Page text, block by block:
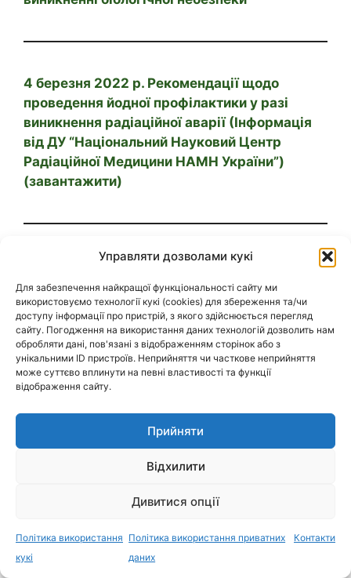
Управляти дозволами кукі
Для забезпечення найкращої функціональності сайту ми
використовуємо технології кукі (cookies) для збереження та/чи
доступу інформації про пристрій, з якого здійснюється перегляд
сайту. Погодження на використання даних технологій дозволить нам
обробляти дані, пов'язані з відображенням сторінок або з
унікальними ID пристроїв. Неприйняття чи часткове неприйняття
може суттєво вплинути на певні властивості та функції
відображення сайту.
Прийняти
Відхилити
Дивитися опції
Політика використання
кукі
Політика використання приватних
даних
Контакти
4 березня 2022 р. Рекомендації щодо
проведення йодної профілактики у разі
виникнення радіаційної аварії (Інформація
від ДУ “Національний Науковий Центр
Радіаційної Медицини НАМН України”)
(завантажити)
3 березня 2022 р. Рекомендації щодо
попередження гострих кишкових
інфекційних хвороб серед населення,
пов’язаних з водним фактором, передачі
збудника інфекції на потерпілих внаслідок
війни територіях
3 березня 2022 р. Рекомендації щодо дій
населення у разі хімічної небезпеки
здоров’я МОЗ України)